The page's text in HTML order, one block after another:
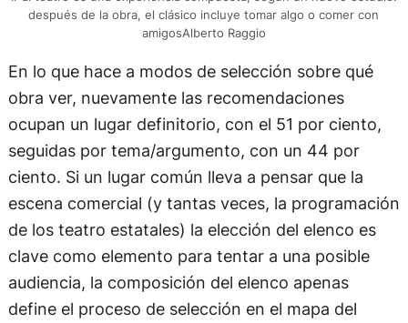
después de la obra, el clásico incluye tomar algo o comer con
amigosAlberto Raggio
En lo que hace a modos de selección sobre qué
obra ver, nuevamente las recomendaciones
ocupan un lugar definitorio, con el 51 por ciento,
seguidas por tema/argumento, con un 44 por
ciento. Si un lugar común lleva a pensar que la
escena comercial (y tantas veces, la programación
de los teatro estatales) la elección del elenco es
clave como elemento para tentar a una posible
audiencia, la composición del elenco apenas
define el proceso de selección en el mapa del